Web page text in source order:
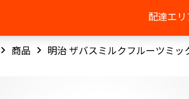
配達エリ
商品 明治 ザバスミルクフルーツミッ